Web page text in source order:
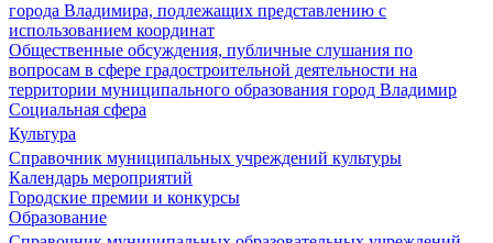
города Владимира, подлежащих представлению с
использованием координат
Общественные обсуждения, публичные слушания по
вопросам в сфере градостроительной деятельности на
территории муниципального образования город Владимир
Социальная сфера
Культура
Справочник муниципальных учреждений культуры
Календарь мероприятий
Городские премии и конкурсы
Образование